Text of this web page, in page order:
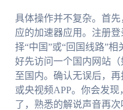
具体操作并不复杂。首
应的加速器应用。注册
择“中国”或“回国线路”
好先访问一个国内网站
至国内。确认无误后，
或央视频APP。你会发
了，熟悉的解说声音再